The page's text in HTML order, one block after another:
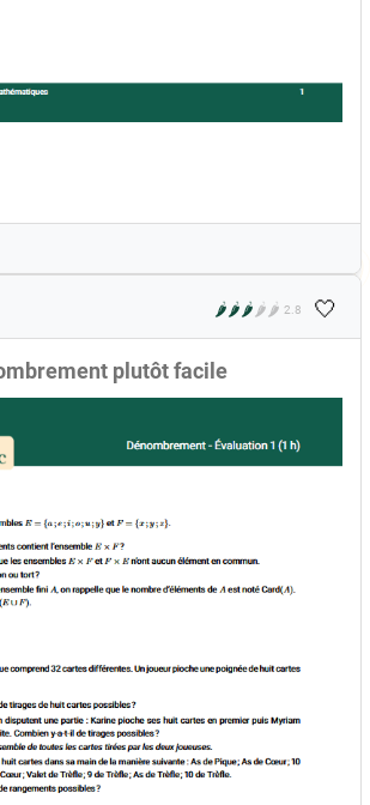
🌶️🌶️🌶️🌶️🌶️ 2.8 🤍
plutôt facile